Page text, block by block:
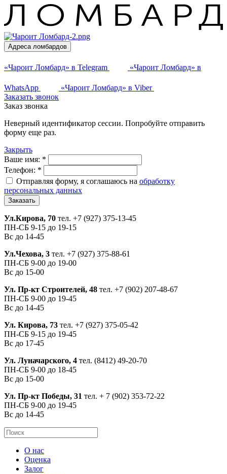
Адреса ломбардов
«Чароит Ломбард» в Telegram «Чароит Ломбард» в
WhatsApp
«Чароит Ломбард» в Viber
Заказать звонок
Заказ звонка
Неверный идентификатор сессии. Попробуйте отправить
форму еще раз.
Закрыть
Ваше имя: *
Телефон: *
Отправляя форму, я соглашаюсь на обработку
персональных данных
Заказать
Ул.Кирова, 70 тел. +7 (927) 375-13-45
ПН-СБ 9-15 до 19-15
Вс до 14-45
Ул.Чехова, 3 тел. +7 (927) 375-88-61
ПН-СБ 9-00 до 19-00
Вс до 15-00
Ул. Пр-кт Строителей, 48 тел. +7 (902) 207-48-67
ПН-СБ 9-00 до 19-45
Вс до 14-45
Ул. Кирова, 73 тел. +7 (927) 375-05-42
ПН-СБ 9-15 до 19-45
Вс до 17-45
Ул. Луначарского, 4 тел. (8412) 49-20-70
ПН-СБ 9-00 до 18-45
Вс до 15-00
Ул. Пр-кт Победы, 31 тел. + 7 (902) 353-72-22
ПН-СБ 9-00 до 19-45
Вс до 14-45
О нас
Оценка
Залог